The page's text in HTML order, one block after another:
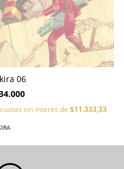
06
cuotas sin interés de $11.333,33